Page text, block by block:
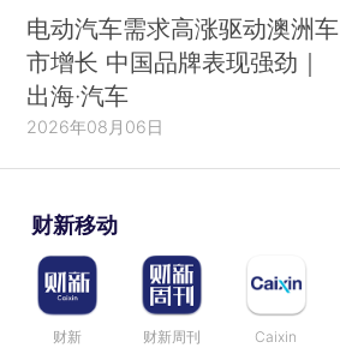
电动汽车需求高涨驱动澳洲车
市增长 中国品牌表现强劲｜
出海·汽车
2026年08月06日
财新移动
财新 财新周刊 Caixin